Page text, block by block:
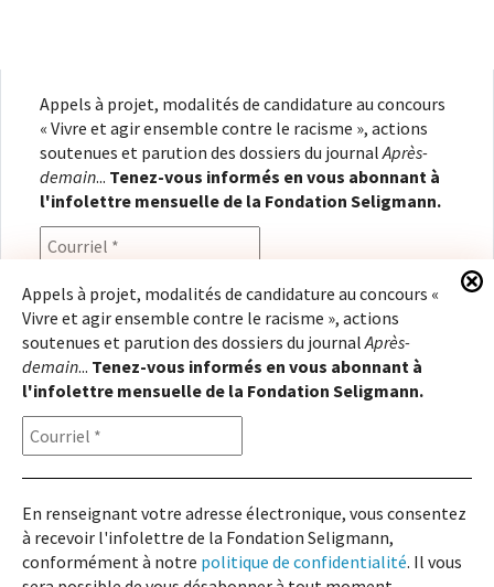
Appels à projet, modalités de candidature au concours
« Vivre et agir ensemble contre le racisme », actions
soutenues et parution des dossiers du journalAprès-
demain... Tenez-vous informés en vous abonnant à
l'infolettre mensuelle de la Fondation Seligmann.
En renseignant votre adresse électronique, vous
consentez à recevoir l'infolettre de la Fondation
Seligmann, conformément à notrepolitique de
confidentialité. Il vous sera possible de vous
désabonner à tout moment.
Copyright © 2026Fondation Seligmann|Mentions légales|Crédits
Fondation Seligmann
Journal Après-demain
Appels à projet, modalités de candidature au concours «
Vivre et agir ensemble contre le racisme », actions
soutenues et parution des dossiers du journalAprès-
demain... Tenez-vous informés en vous abonnant à
l'infolettre mensuelle de la Fondation Seligmann.
En renseignant votre adresse électronique, vous consentez
à recevoir l'infolettre de la Fondation Seligmann,
conformément à notre politique de confidentialité. Il vous